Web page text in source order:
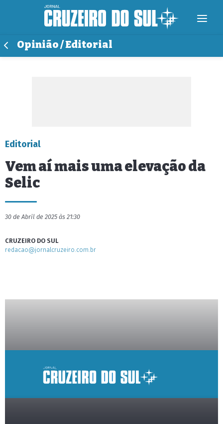
Opinião / Editorial
Editorial
Vem aí mais uma elevação da
Selic
30 de Abril de 2025 às 21:30
CRUZEIRO DO SUL
redacao@jornalcruzeiro.com.br